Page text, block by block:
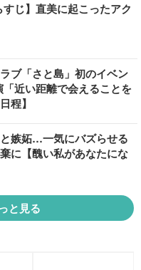
すじ】直美に起こったアク
ブ「さと島」初のイベン
「近い距離で会えることを
程】
嫉妬…一気にバズらせる
に【醜い私があなたにな
と見る